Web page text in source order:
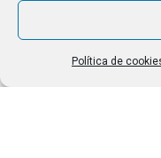
Política de